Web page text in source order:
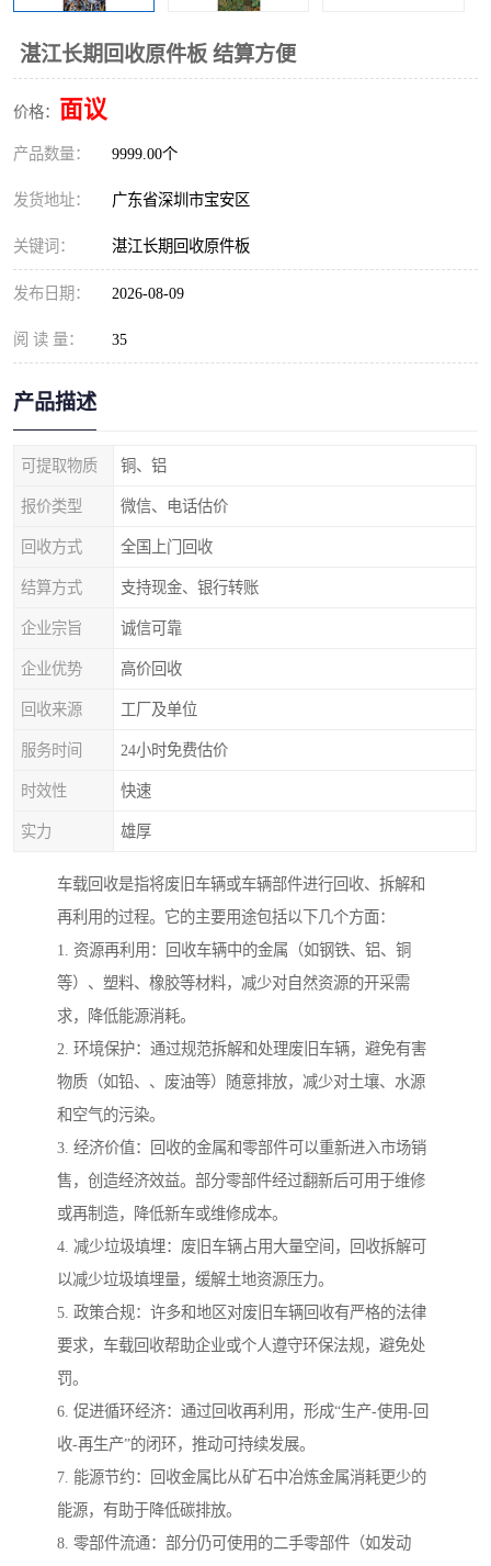
湛江长期回收原件板 结算方便
价格： 面议
产品数量： 9999.00个
发货地址： 广东省深圳市宝安区
关键词： 湛江长期回收原件板
发布日期： 2026-08-09
阅 读 量： 35
产品描述
可提取物质 铜、铝
报价类型 微信、电话估价
回收方式 全国上门回收
结算方式 支持现金、银行转账
企业宗旨 诚信可靠
企业优势 高价回收
回收来源 工厂及单位
服务时间 24小时免费估价
时效性 快速
实力 雄厚
车载回收是指将废旧车辆或车辆部件进行回收、拆解和
再利用的过程。它的主要用途包括以下几个方面：
1. 资源再利用：回收车辆中的金属（如钢铁、铝、铜
等）、塑料、橡胶等材料，减少对自然资源的开采需
求，降低能源消耗。
2. 环境保护：通过规范拆解和处理废旧车辆，避免有害
物质（如铅、、废油等）随意排放，减少对土壤、水源
和空气的污染。
3. 经济价值：回收的金属和零部件可以重新进入市场销
售，创造经济效益。部分零部件经过翻新后可用于维修
或再制造，降低新车或维修成本。
4. 减少垃圾填埋：废旧车辆占用大量空间，回收拆解可
以减少垃圾填埋量，缓解土地资源压力。
5. 政策合规：许多和地区对废旧车辆回收有严格的法律
要求，车载回收帮助企业或个人遵守环保法规，避免处
罚。
6. 促进循环经济：通过回收再利用，形成“生产-使用-回
收-再生产”的闭环，推动可持续发展。
7. 能源节约：回收金属比从矿石中冶炼金属消耗更少的
能源，有助于降低碳排放。
8. 零部件流通：部分仍可使用的二手零部件（如发动